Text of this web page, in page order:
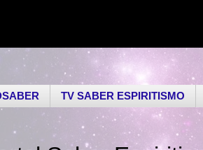
TV SABER ESPIRITISMO